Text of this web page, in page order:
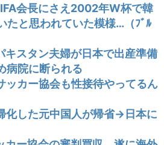
会長にさえ2002年W杯で韓
たと思われていた模様…（ﾌﾞﾙ
キスタン夫婦が日本で出産準備
病院に断られる
ッカー協会も性接待やってるん
化した元中国人が帰省→日本に